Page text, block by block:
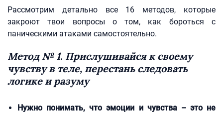
Рассмотрим детально все 16 методов, которые
закроют твои вопросы о том, как бороться с
паническими атаками самостоятельно.
Метод № 1. Прислушивайся к своему
чувству в теле, перестань следовать
логике и разуму
Нужно понимать, что эмоции и чувства – это не